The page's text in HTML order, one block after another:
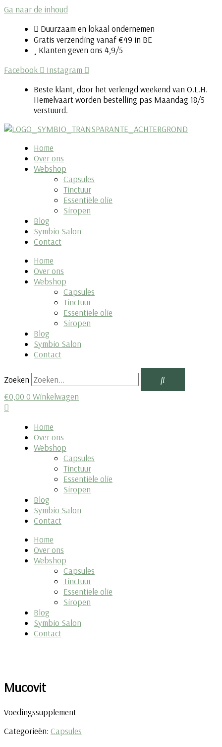
Ga naar de inhoud
Duurzaam en lokaal ondernemen
Gratis verzending vanaf €49 in BE
Klanten geven ons 4,9/5
Facebook
Instagram
Beste klant, door het verlengd weekend van O.L.H.
Hemelvaart worden bestelling pas Maandag 18/5
verstuurd.
Home
Over ons
Webshop
Capsules
Tinctuur
Essentiële olie
Siropen
Blog
Symbio Salon
Contact
Home
Over ons
Webshop
Capsules
Tinctuur
Essentiële olie
Siropen
Blog
Symbio Salon
Contact
Zoeken
€0,00 0 Winkelwagen
Home
Over ons
Webshop
Capsules
Tinctuur
Essentiële olie
Siropen
Blog
Symbio Salon
Contact
Home
Over ons
Webshop
Capsules
Tinctuur
Essentiële olie
Siropen
Blog
Symbio Salon
Contact
Mucovit
Voedingssupplement
Categorieën: Capsules